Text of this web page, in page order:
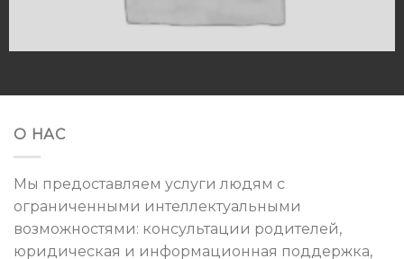
О НАС
Мы предоставляем услуги людям с
ограниченными интеллектуальными
возможностями: консультации родителей,
юридическая и информационная поддержка,